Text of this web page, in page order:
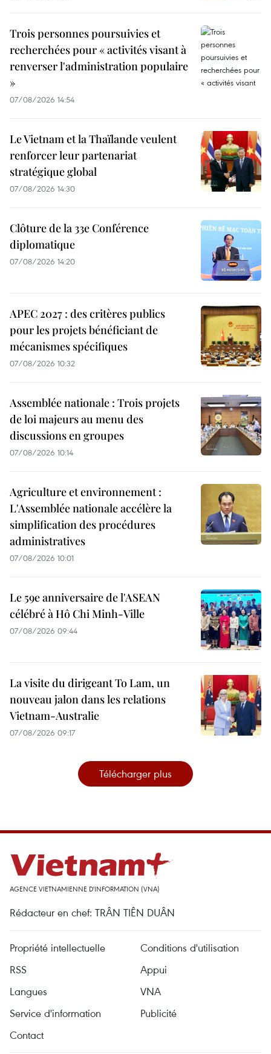
Trois personnes poursuivies et
recherchées pour « activités visant à
renverser l'administration populaire
»
07/08/2026 14:54
Le Vietnam et la Thaïlande veulent
renforcer leur partenariat
stratégique global
07/08/2026 14:30
Clôture de la 33e Conférence
diplomatique
07/08/2026 14:20
APEC 2027 : des critères publics
pour les projets bénéficiant de
mécanismes spécifiques
07/08/2026 10:32
Assemblée nationale : Trois projets
de loi majeurs au menu des
discussions en groupes
07/08/2026 10:14
Agriculture et environnement :
L'Assemblée nationale accélère la
simplification des procédures
administratives
07/08/2026 10:01
Le 59e anniversaire de l'ASEAN
célébré à Hô Chi Minh-Ville
07/08/2026 09:44
La visite du dirigeant To Lam, un
nouveau jalon dans les relations
Vietnam-Australie
07/08/2026 09:17
Télécharger plus
AGENCE VIETNAMIENNE D'INFORMATION (VNA)
Rédacteur en chef: TRÂN TIÊN DUÂN
Propriété intellectuelle
Conditions d'utilisation
RSS
Appui
Langues
VNA
Service d'information
Publicité
Contact